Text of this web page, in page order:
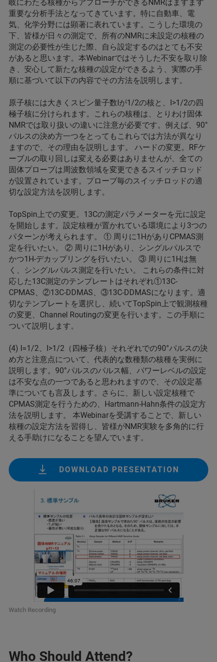
岐にわたる核種からアプローチができるNMRはますます
重要な分析手法となってきています。特に自動車、電
気、化学分野には顕著に表れています。こうした環境の
下、皆様が日々の測定で、所有のNMRに未設定の核種の
測定の必要性が生じた際、自ら設定するのはとても不安
があると思います。本Webinarではそうした不安を取り除
き、安心して新たな核種の設定ができるよう、実際の手
順に基づいて以下の内容でその方法を説明します。
原子核には大きくスピン量子数Iが1/2の核と、I>1/2の四
極子核に分けられます。これらの核種は、とりわけ固体
NMRでは取り扱いの違いに注意が必要です。例えば、90°
パルスの決め方一つをとってもこれらでは方法が異なり
ますので、その理由を説明します。 ハードの変更。RFケ
ーブルの取り回しは変える必要はありませんが、全ての
固体プローブは周波数領域を変更できるスイッチロッド
が設置されています。プローブ毎のスイッチロッドの適
切な設定方法を説明します。
TopSpin上での変更。13Cの測定パラメーターを元に設定
を開始します。設定核種が置かれている環境により3つの
パターンが考えられます。 ① 周りに1HがありCPMAS測
定を行いたい。 ② 周りに1Hがあり、シングルパルスで
かつ1H-デカップリングを行いたい。 ③ 周りに1Hは無
く、シングルパルス測定を行いたい。 これらの条件に対
応した13C測定のテンプレートはそれぞれ①13C-
CPMAS、②13C-DDMAS、③13C-DDMASになります。適
切なテンプレートを選択し、続いてTopSpin上で観測核種
の変更、Channel Routingの変更を行います。この手順に
ついて説明します。
(4) I=1/2、I>1/2（四極子核）それぞれでの90°パルスの決
め方と注意点について、代表的な数種類の核種を実例に
説明します。90°パルスのパルス幅、パワーレベルの設定
は不安な点の一つであると思われますので、その設定基
準についても言及します。さらに、新しい設定核種で
CPMAS測定を行うための、Hartmann-Hahn条件の設定方
法を説明します。 本Webinarを受講することで、新しい
核種の設定方法を習得し、皆様がNMR実験を多角的に行
える手助けになることを望んでいます。
DOWNLOAD PRESENTATION
Watch Recording
Who Should Attend?